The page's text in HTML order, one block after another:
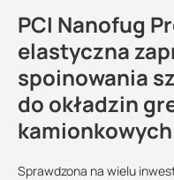
PCI Nanofug
elastyczna
spoinowania
do okładzin
Sprawdzona na wielu